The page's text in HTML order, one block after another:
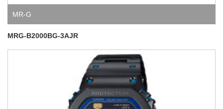
MR-G
MRG-B2000BG-3AJR